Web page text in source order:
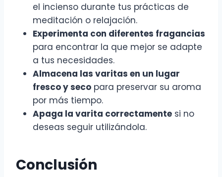
el incienso durante tus prácticas de
meditación o relajación.
Experimenta con diferentes fragancias
para encontrar la que mejor se adapte
a tus necesidades.
Almacena las varitas en un lugar
fresco y seco para preservar su aroma
por más tiempo.
Apaga la varita correctamente si no
deseas seguir utilizándola.
Conclusión